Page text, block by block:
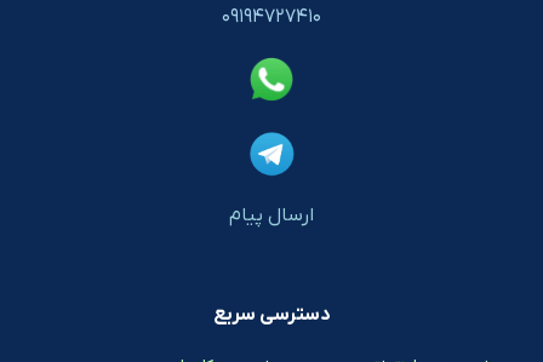
۰۹۱۹۴۷۲۷۴۱۰
ارسال پیام
دسترسی سریع